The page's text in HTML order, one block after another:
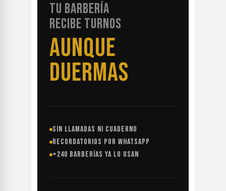
TU BARBERÍA
RECIBE TURNOS
AUNQUE
DUERMAS
SIN LLAMADAS NI CUADERNO
RECORDATORIOS POR WHATSAPP
+240 BARBERÍAS YA LO USAN